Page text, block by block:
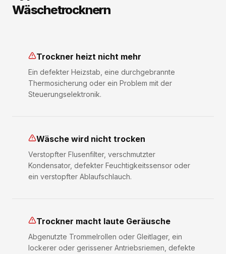
Wäschetrocknern
Trockner heizt nicht mehr
Ein defekter Heizstab, eine durchgebrannte
Thermosicherung oder ein Problem mit der
Steuerungselektronik.
Wäsche wird nicht trocken
Verstopfter Flusenfilter, verschmutzter
Kondensator, defekter Feuchtigkeitssensor oder
ein verstopfter Ablaufschlauch.
Trockner macht laute Geräusche
Abgenutzte Trommelrollen oder Gleitlager, ein
lockerer oder gerissener Antriebsriemen, defekte